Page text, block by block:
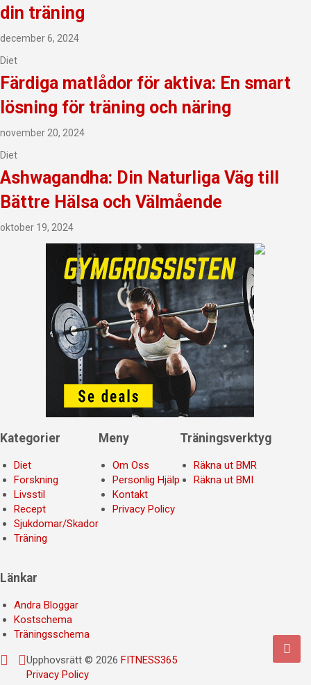
din träning
december 6, 2024
Diet
Färdiga matlådor för aktiva: En smart
lösning för träning och näring
november 20, 2024
Diet
Ashwagandha: Din Naturliga Väg till
Bättre Hälsa och Välmående
oktober 19, 2024
Kategorier
Diet
Forskning
Livsstil
Recept
Sjukdomar/Skador
Träning
Meny
Om Oss
Personlig Hjälp
Kontakt
Privacy Policy
Träningsverktyg
Räkna ut BMR
Räkna ut BMI
Länkar
Andra Bloggar
Kostschema
Träningsschema
Upphovsrätt © 2026 FITNESS365
Privacy Policy